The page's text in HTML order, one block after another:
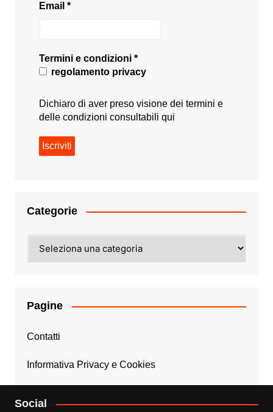
Email *
Termini e condizioni *
regolamento privacy
Dichiaro di aver preso visione dei termini e
delle condizioni consultabili qui
Categorie
Pagine
Contatti
Informativa Privacy e Cookies
Social